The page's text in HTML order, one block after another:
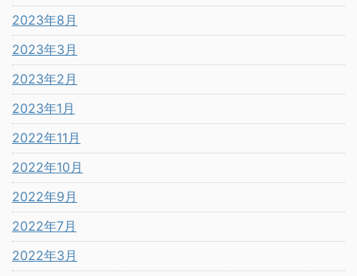
2023年8月
2023年3月
2023年2月
2023年1月
2022年11月
2022年10月
2022年9月
2022年7月
2022年3月